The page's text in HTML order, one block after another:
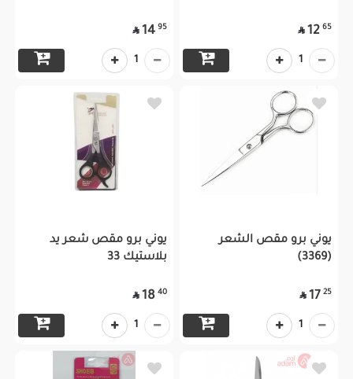
65
12

1
95
14

1
يوني برو مقص الشعر
(3369)
25
17

1
يوني برو مقص شعر يد
بلاستيك 33
40
18

1